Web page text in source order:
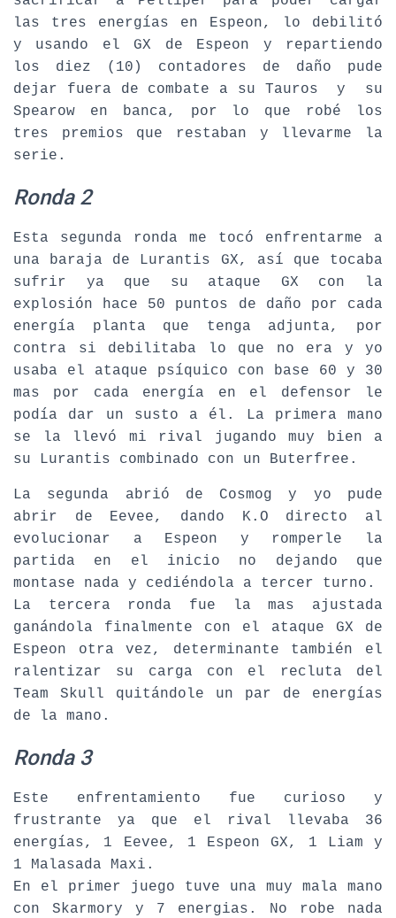
las tres energías en Espeon, lo debilitó
y usando el GX de Espeon y repartiendo
los diez (10) contadores de daño pude
dejar fuera de combate a su Tauros y su
Spearow en banca, por lo que robé los
tres premios que restaban y llevarme la
serie.
Ronda 2
Esta segunda ronda me tocó enfrentarme a
una baraja de Lurantis GX, así que tocaba
sufrir ya que su ataque GX con la
explosión hace 50 puntos de daño por cada
energía planta que tenga adjunta, por
contra si debilitaba lo que no era y yo
usaba el ataque psíquico con base 60 y 30
mas por cada energía en el defensor le
podía dar un susto a él. La primera mano
se la llevó mi rival jugando muy bien a
su Lurantis combinado con un Buterfree.
La segunda abrió de Cosmog y yo pude
abrir de Eevee, dando K.O directo al
evolucionar a Espeon y romperle la
partida en el inicio no dejando que
montase nada y cediéndola a tercer turno.
La tercera ronda fue la mas ajustada
ganándola finalmente con el ataque GX de
Espeon otra vez, determinante también el
ralentizar su carga con el recluta del
Team Skull quitándole un par de energías
de la mano.
Ronda 3
Este enfrentamiento fue curioso y
frustrante ya que el rival llevaba 36
energías, 1 Eevee, 1 Espeon GX, 1 Liam y
1 Malasada Maxi.
En el primer juego tuve una muy mala mano
con Skarmory y 7 energias. No robe nada